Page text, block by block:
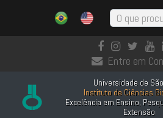
Entre em
Universidade de
Instituto de Ciências
Excelência em Ensino,
Extensão